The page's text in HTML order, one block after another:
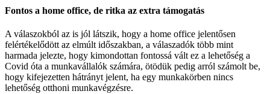
Fontos a home office, de ritka az extra támogatás
A válaszokból az is jól látszik, hogy a home office jelentősen
felértékelődött az elmúlt időszakban, a válaszadók több mint
harmada jelezte, hogy kimondottan fontossá vált ez a lehetőség a
Covid óta a munkavállalók számára, ötödük pedig arról számolt be,
hogy kifejezetten hátrányt jelent, ha egy munkakörben nincs
lehetőség otthoni munkavégzésre.